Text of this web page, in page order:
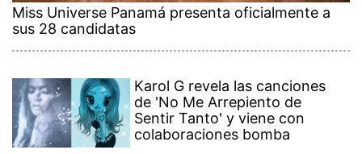
Miss Universe Panamá presenta oficialmente a
sus 28 candidatas
Karol G revela las canciones
de 'No Me Arrepiento de
Sentir Tanto' y viene con
colaboraciones bomba